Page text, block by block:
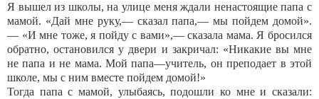
Я вышел из школы, на улице меня ждали ненастоящие папа с
мамой. «Дай мне руку,— сказал папа,— мы пойдем домой».
— «И мне тоже, я пойду с вами»,— сказала мама. Я бросился
обратно, остановился у двери и закричал: «Никакие вы мне
не папа и не мама. Мой папа—учитель, он преподает в этой
школе, мы с ним вместе пойдем домой!»
Тогда папа с мамой, улыбаясь, подошли ко мне и сказали: